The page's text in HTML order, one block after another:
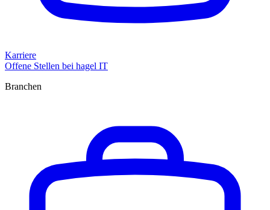
Karriere
Offene Stellen bei hagel IT
Branchen